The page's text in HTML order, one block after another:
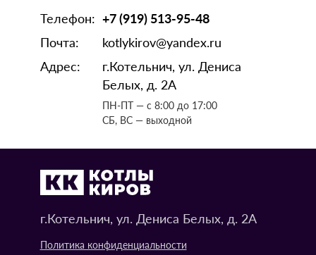
Телефон: +7 (919) 513-95-48
Почта:
kotlykirov@yandex.ru
Адрес:
г.Котельнич, ул. Дениса
Белых, д. 2А
ПН-ПТ — с 8:00 до 17:00
СБ, ВС — выходной
г.Котельнич, ул. Дениса Белых, д. 2А
Политика конфиденциальности